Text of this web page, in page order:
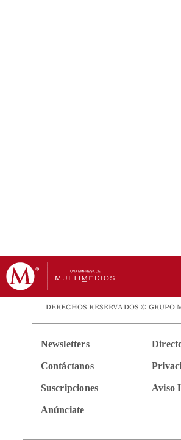
DERECHOS RESERVADOS © GRUPO
Newsletters
Contáctanos
Suscripciones
Anúnciate
Aviso